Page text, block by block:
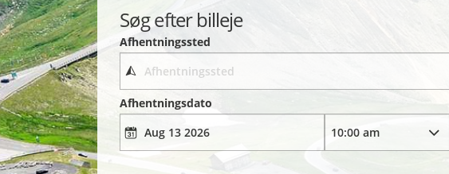
Søg efter billeje
Afhentningssted
Afhentningsdato